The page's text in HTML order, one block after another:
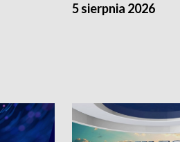
5 sierpnia 2026